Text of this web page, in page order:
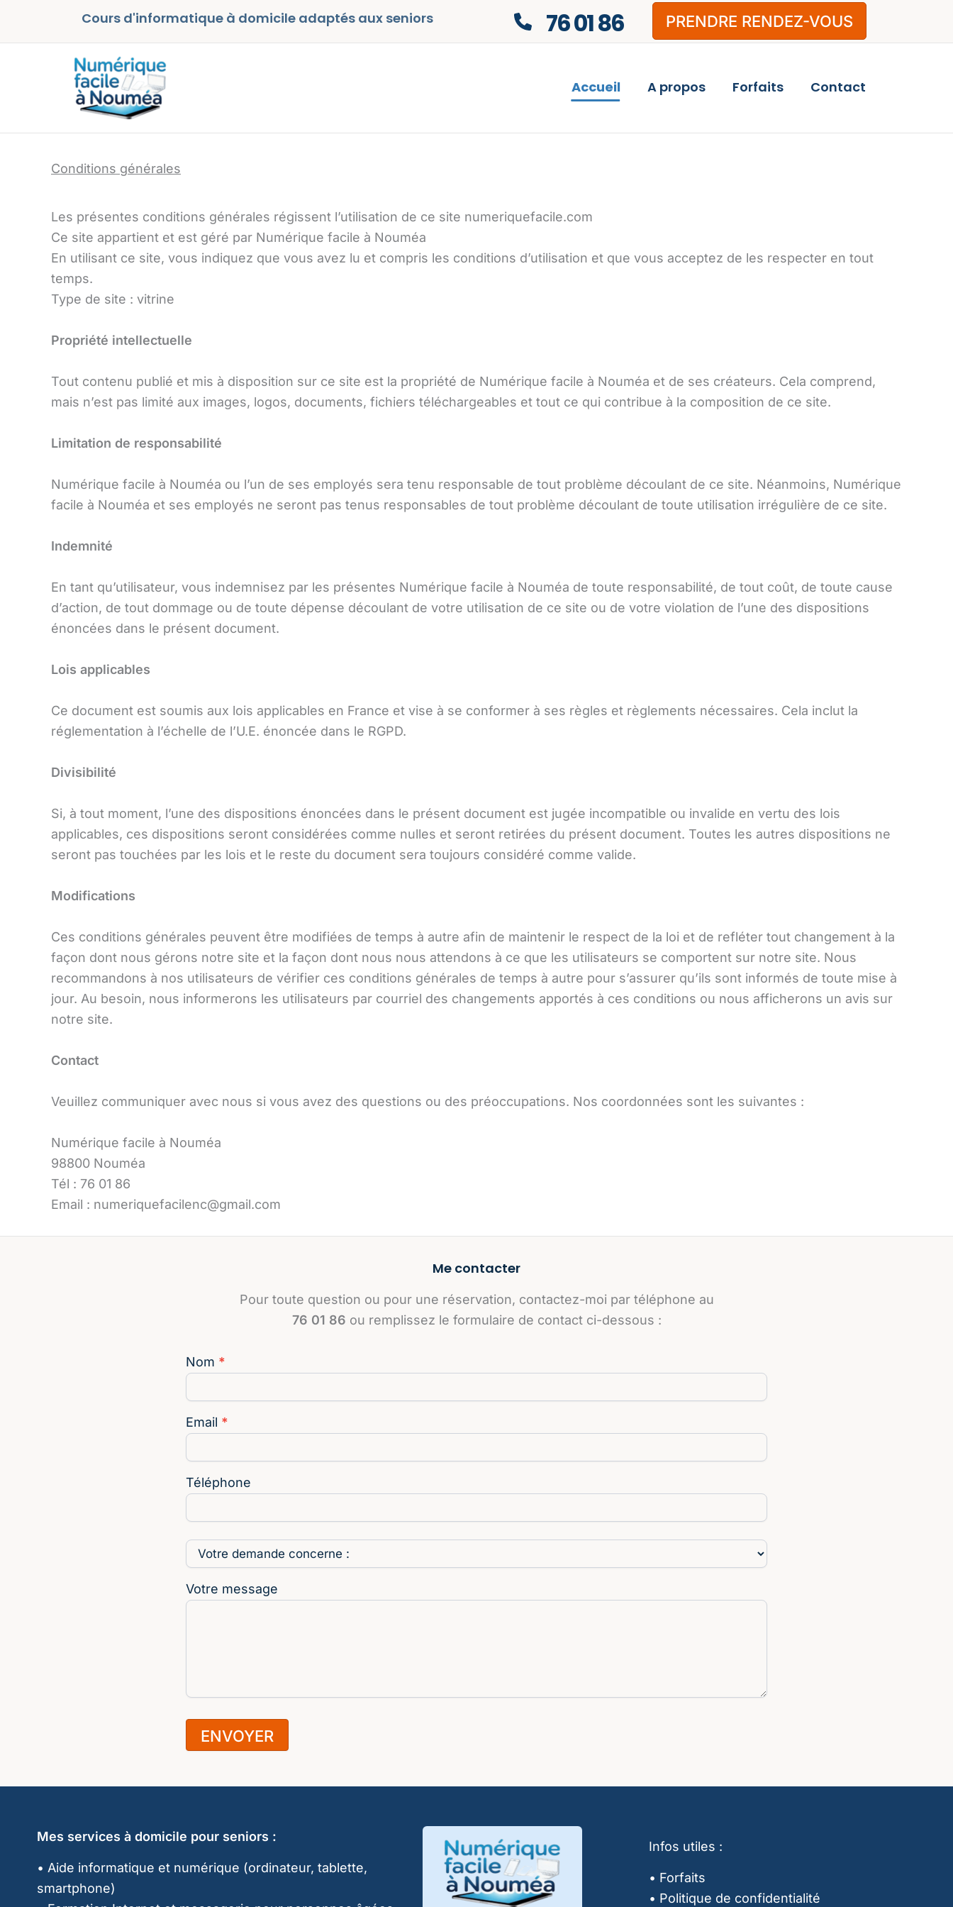
Cours d'informatique à domicile adaptés aux seniors 76 01 86 PRENDRE RENDEZ-VOUS
Accueil A propos Forfaits Contact
Conditions générales
Les présentes conditions générales régissent l’utilisation de ce site numeriquefacile.com
Ce site appartient et est géré par Numérique facile à Nouméa
En utilisant ce site, vous indiquez que vous avez lu et compris les conditions d’utilisation et que vous acceptez de les respecter en tout
temps.
Type de site : vitrine
Propriété intellectuelle
Tout contenu publié et mis à disposition sur ce site est la propriété de Numérique facile à Nouméa et de ses créateurs. Cela comprend,
mais n’est pas limité aux images, logos, documents, fichiers téléchargeables et tout ce qui contribue à la composition de ce site.
Limitation de responsabilité
Numérique facile à Nouméa ou l’un de ses employés sera tenu responsable de tout problème découlant de ce site. Néanmoins, Numérique
facile à Nouméa et ses employés ne seront pas tenus responsables de tout problème découlant de toute utilisation irrégulière de ce site.
Indemnité
En tant qu’utilisateur, vous indemnisez par les présentes Numérique facile à Nouméa de toute responsabilité, de tout coût, de toute cause
d’action, de tout dommage ou de toute dépense découlant de votre utilisation de ce site ou de votre violation de l’une des dispositions
énoncées dans le présent document.
Lois applicables
Ce document est soumis aux lois applicables en France et vise à se conformer à ses règles et règlements nécessaires. Cela inclut la
réglementation à l’échelle de l’U.E. énoncée dans le RGPD.
Divisibilité
Si, à tout moment, l’une des dispositions énoncées dans le présent document est jugée incompatible ou invalide en vertu des lois
applicables, ces dispositions seront considérées comme nulles et seront retirées du présent document. Toutes les autres dispositions ne
seront pas touchées par les lois et le reste du document sera toujours considéré comme valide.
Modifications
Ces conditions générales peuvent être modifiées de temps à autre afin de maintenir le respect de la loi et de refléter tout changement à la
façon dont nous gérons notre site et la façon dont nous nous attendons à ce que les utilisateurs se comportent sur notre site. Nous
recommandons à nos utilisateurs de vérifier ces conditions générales de temps à autre pour s’assurer qu’ils sont informés de toute mise à
jour. Au besoin, nous informerons les utilisateurs par courriel des changements apportés à ces conditions ou nous afficherons un avis sur
notre site.
Contact
Veuillez communiquer avec nous si vous avez des questions ou des préoccupations. Nos coordonnées sont les suivantes :
Numérique facile à Nouméa
98800 Nouméa
Tél : 76 01 86
Email : numeriquefacilenc@gmail.com
Me contacter
Pour toute question ou pour une réservation, contactez-moi par téléphone au
76 01 86 ou remplissez le formulaire de contact ci-dessous :
Contactez-
moi
Nom *
Email *
Téléphone
Votre message
ENVOYER
Mes services à domicile pour seniors :
• Aide informatique et numérique (ordinateur, tablette,
smartphone)
Infos utiles :
• Forfaits
• Politique de confidentialité